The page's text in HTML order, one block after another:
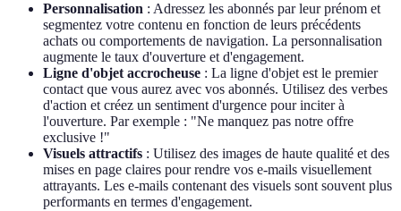
Personnalisation : Adressez les abonnés par leur prénom et
segmentez votre contenu en fonction de leurs précédents
achats ou comportements de navigation. La personnalisation
augmente le taux d'ouverture et d'engagement.
Ligne d'objet accrocheuse : La ligne d'objet est le premier
contact que vous aurez avec vos abonnés. Utilisez des verbes
d'action et créez un sentiment d'urgence pour inciter à
l'ouverture. Par exemple : "Ne manquez pas notre offre
exclusive !"
Visuels attractifs : Utilisez des images de haute qualité et des
mises en page claires pour rendre vos e-mails visuellement
attrayants. Les e-mails contenant des visuels sont souvent plus
performants en termes d'engagement.